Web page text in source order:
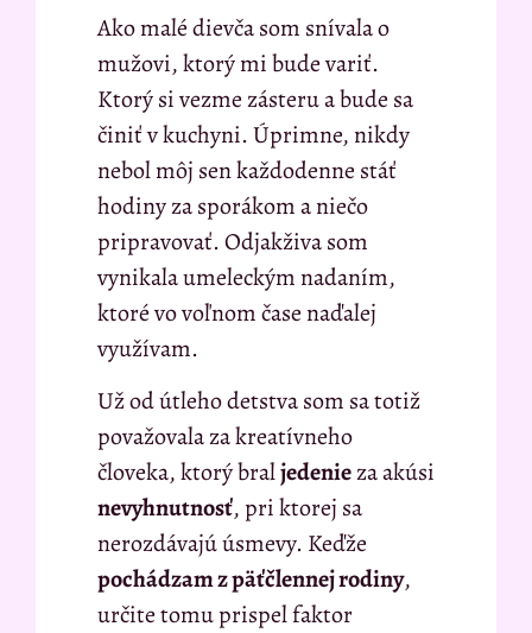
Ako malé dievča som snívala o
mužovi, ktorý mi bude variť.
Ktorý si vezme zásteru a bude sa
činiť v kuchyni. Úprimne, nikdy
nebol môj sen každodenne stáť
hodiny za sporákom a niečo
pripravovať. Odjakživa som
vynikala umeleckým nadaním,
ktoré vo voľnom čase naďalej
využívam.
Už od útleho detstva som sa totiž
považovala za kreatívneho
človeka, ktorý braljedenieza akúsi
nevyhnutnosť, pri ktorej sa
nerozdávajú úsmevy. Keďže
pochádzam z päťčlennej rodiny,
určite tomu prispel faktor